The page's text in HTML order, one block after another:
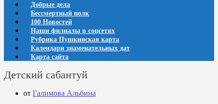
Добрые дела
Бессмертный полк
100 Новостей
Наши филиалы в соцсетях
Рубрика Пушкинская карта
Календари знаменательных дат
Карта сайта
Детский сабантуй
от Галимова Альбина